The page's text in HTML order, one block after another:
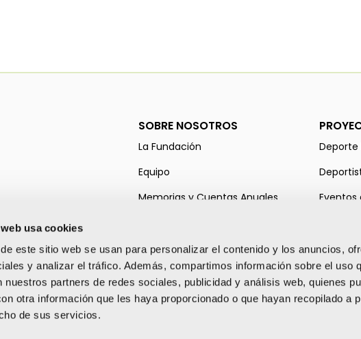
usa cookies
este sitio web se usan para personalizar el contenido y los anuncios,
y analizar el tráfico. Además, compartimos información sobre el uso
nuestros partners de redes sociales, publicidad y análisis web, quienes
otra información que les haya proporcionado o que hayan recopilado a
de sus servicios.
SOBRE NOSOTROS
La Fundación
Equipo
Memorias y Cuentas Anuales
Deporte
Eventos